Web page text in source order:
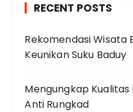
RECENT POSTS
Rekomendasi Wisata
Keunikan Suku Baduy
Mengungkap
Anti Rungkad